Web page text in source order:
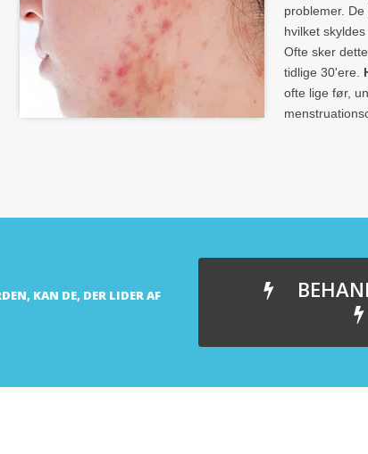
problemer.
hvilket
Ofte sker
tidlige 30'ere.
ofte lige før,
KAN DE, DER LIDER AF